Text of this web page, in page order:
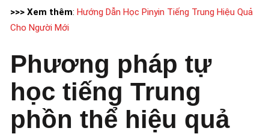
>>> Xem thêm: Hướng Dẫn Học Pinyin Tiếng Trung Hiệu Quả
Cho Người Mới
Phương pháp tự
học tiếng Trung
phồn thể hiệu quả